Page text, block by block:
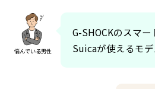
悩んでいる男性
G-SHOCKのスマ
Suicaが使えるモ